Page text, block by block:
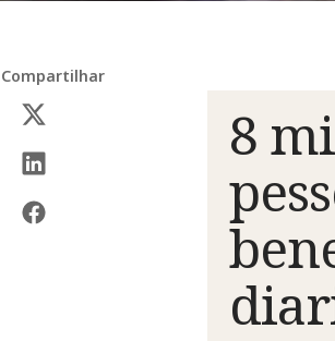
Compartilhar
8